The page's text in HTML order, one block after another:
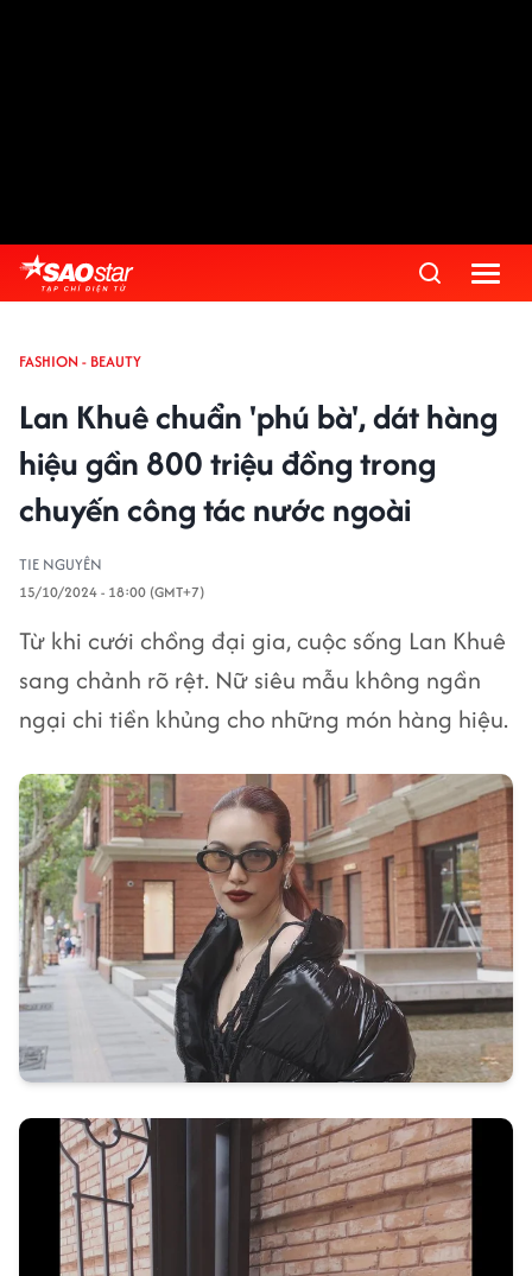
FASHION - BEAUTY
Lan Khuê chuẩn 'phú bà', dát hàng
hiệu gần 800 triệu đồng trong
chuyến công tác nước ngoài
TIE NGUYÊN
15/10/2024 - 18:00 (GMT+7)
Từ khi cưới chồng đại gia, cuộc sống Lan Khuê
sang chảnh rõ rệt. Nữ siêu mẫu không ngần
ngại chi tiền khủng cho những món hàng hiệu.